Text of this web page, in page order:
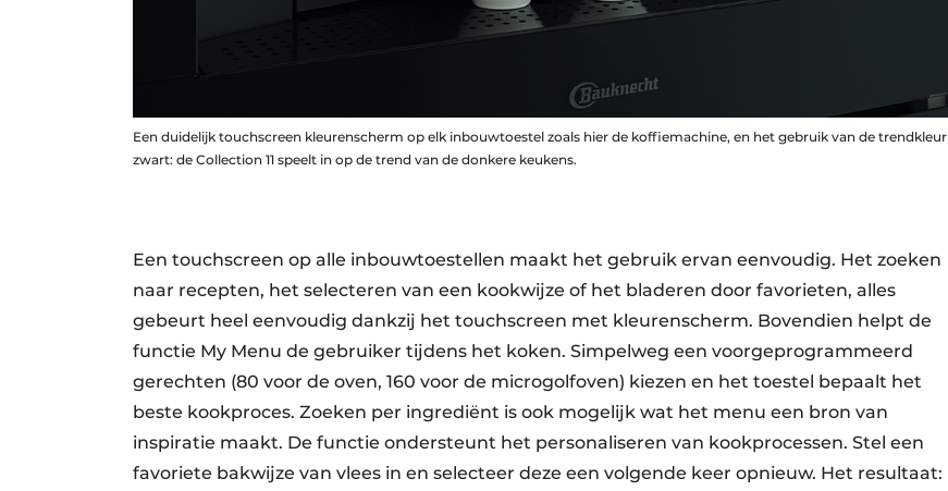
Een duidelijk touchscreen kleurenscherm op elk inbouwtoestel zoals hier de koffiemachine, en het gebruik van de trendkleur
zwart: de Collection 11 speelt in op de trend van de donkere keukens.
Een touchscreen op alle inbouwtoestellen maakt het gebruik ervan eenvoudig. Het zoeken
naar recepten, het selecteren van een kookwijze of het bladeren door favorieten, alles
gebeurt heel eenvoudig dankzij het touchscreen met kleurenscherm. Bovendien helpt de
functie My Menu de gebruiker tijdens het koken. Simpelweg een voorgeprogrammeerd
gerechten (80 voor de oven, 160 voor de microgolfoven) kiezen en het toestel bepaalt het
beste kookproces. Zoeken per ingrediënt is ook mogelijk wat het menu een bron van
inspiratie maakt. De functie ondersteunt het personaliseren van kookprocessen. Stel een
favoriete bakwijze van vlees in en selecteer deze een volgende keer opnieuw. Het resultaat: